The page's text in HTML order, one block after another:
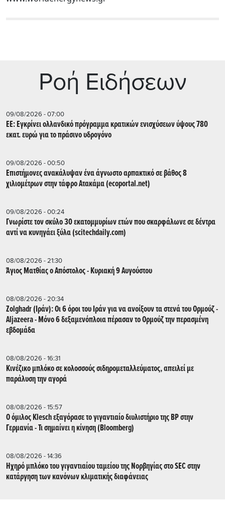
Ρoή Ειδήσεων
09/08/2026 - 07:00
ΕΕ: Εγκρίνει ολλανδικό πρόγραμμα κρατικών ενισχύσεων ύψους 780
εκατ. ευρώ για το πράσινο υδρογόνο
09/08/2026 - 00:50
Επιστήμονες ανακάλυψαν ένα άγνωστο αρπακτικό σε βάθος 8
χιλιομέτρων στην τάφρο Ατακάμα (ecoportal.net)
09/08/2026 - 00:24
Γνωρίστε τον σκύλο 30 εκατομμυρίων ετών που σκαρφάλωνε σε δέντρα
αντί να κυνηγάει ξύλα (scitechdaily.com)
08/08/2026 - 21:30
Άγιος Ματθίας ο Απόστολος - Κυριακή 9 Αυγούστου
08/08/2026 - 20:34
Zolghadr (Ιράν): Οι 6 όροι του Ιράν για να ανοίξουν τα στενά του Ορμούζ -
Aljazeera - Mόνο 6 δεξαμενόπλοια πέρασαν το Ορμούζ την περασμένη
εβδομάδα
08/08/2026 - 16:31
Κινέζικο μπλόκο σε κολοσσούς σιδηρομεταλλεύματος, απειλεί με
παράλυση την αγορά
08/08/2026 - 15:57
Ο όμιλος Klesch εξαγόρασε το γιγαντιαίο διυλιστήριο της BP στην
Γερμανία - Τι σημαίνει η κίνηση (Βloomberg)
08/08/2026 - 14:36
Ηχηρό μπλόκο του γιγαντιαίου ταμείου της Νορβηγίας στο SEC στην
κατάργηση των κανόνων κλιματικής διαφάνειας